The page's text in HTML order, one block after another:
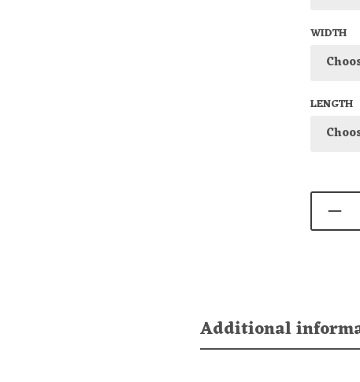
WIDTH
LENGTH
Additional